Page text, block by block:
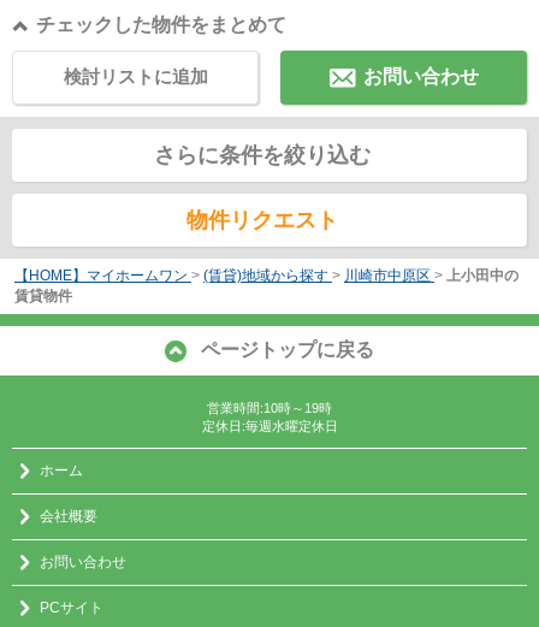
チェックした物件をまとめて
お問い合わせ
検討リストに追加
さらに条件を絞り込む
物件リクエスト
【HOME】マイホームワン > (賃貸)地域から探す > 川崎市中原区 > 上小田中の
賃貸物件
ページトップに戻る
営業時間:10時～19時
定休日:毎週水曜定休日
ホーム
会社概要
お問い合わせ
PCサイト